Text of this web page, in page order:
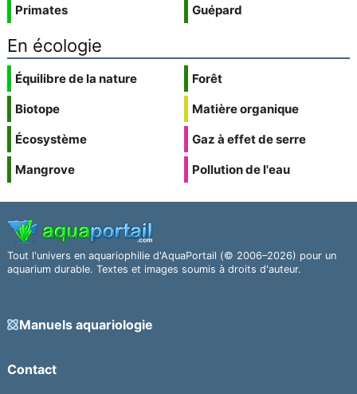
Primates
Guépard
En écologie
Équilibre de la nature
Biotope
Écosystème
Mangrove
Forêt
Matière organique
Gaz à effet de serre
Pollution de l'eau
Tout l'univers en aquariophilie d'AquaPortail (© 2006–2026) pour un
aquarium durable. Textes et images soumis à droits d'auteur.
Manuels aquariologie
Contact